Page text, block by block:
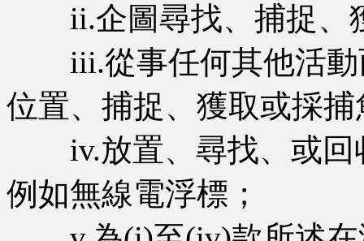
ii.企圖尋找、捕捉、
iii.從事任何其他活動
位置、捕捉、獲取或採
iv.放置、尋找、或回
例如無線電浮標；